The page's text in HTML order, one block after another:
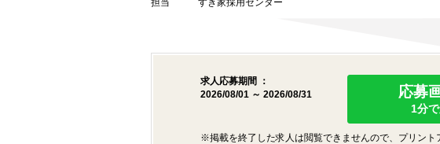
担当
すき家採用センター
求人応募期間 ：
2026/08/01 ～ 2026/08/31
応募
1分
※掲載を終了した求人は閲覧できませんので、プリント